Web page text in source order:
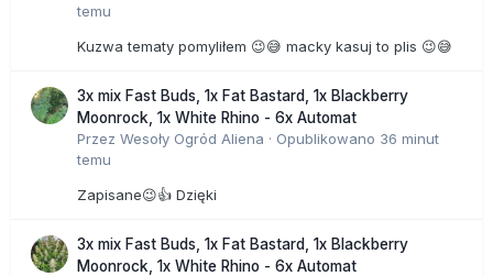
temu
Kuzwa tematy pomyliłem 😉😅 macky kasuj to plis 😉😅
3x mix Fast Buds, 1x Fat Bastard, 1x Blackberry
Moonrock, 1x White Rhino - 6x Automat
Przez Wesoły Ogród Aliena · Opublikowano 36 minut
temu
Zapisane😉👍 Dzięki
3x mix Fast Buds, 1x Fat Bastard, 1x Blackberry
Moonrock, 1x White Rhino - 6x Automat